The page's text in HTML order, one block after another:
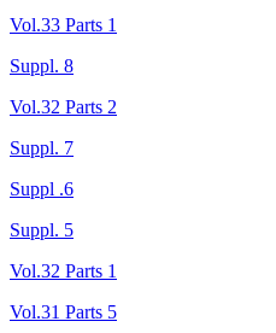
Vol.33 Parts 1
Suppl. 8
Vol.32 Parts 2
Suppl. 7
Suppl .6
Suppl. 5
Vol.32 Parts 1
Vol.31 Parts 5